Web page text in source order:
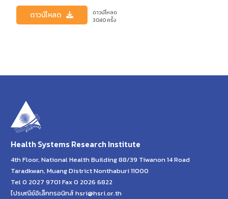
ดาวน์โหลด
ดาวน์โหลด
3040ครั้ง
Health Systems Research Institute
4th Floor, National Health Building 88/39 Tiwanon 14 Road
Taradkwan, Muang District Nonthaburi 11000
Tel 0 2027 9701 Fax 0 2026 6822
ไปรษณีย์อิเล็กทรอนิกส์ hsri@hsri.or.th